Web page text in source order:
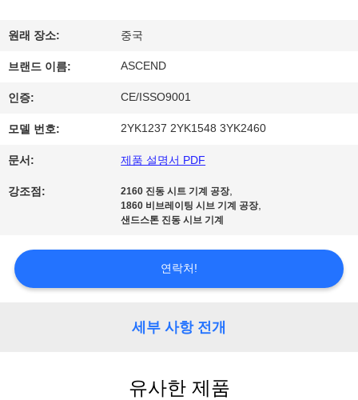
연
락
세
원래 장소: 중국
브랜드 이름: ASCEND
인증: CE/ISSO9001
모델 번호: 2YK1237 2YK1548 3YK2460
문서: 제품 설명서 PDF
강조점: 2160 진동 시트 기계 공장,
1860 비브레이팅 시브 기계 공장,
샌드스톤 진동 시브 기계
연락처!
세부 사항 전개
유사한 제품